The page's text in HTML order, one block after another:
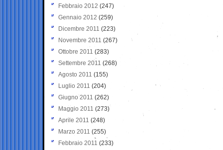
Febbraio 2012 (247)
Gennaio 2012 (259)
Dicembre 2011 (223)
Novembre 2011 (267)
Ottobre 2011 (283)
Settembre 2011 (268)
Agosto 2011 (155)
Luglio 2011 (204)
Giugno 2011 (262)
Maggio 2011 (273)
Aprile 2011 (248)
Marzo 2011 (255)
Febbraio 2011 (233)